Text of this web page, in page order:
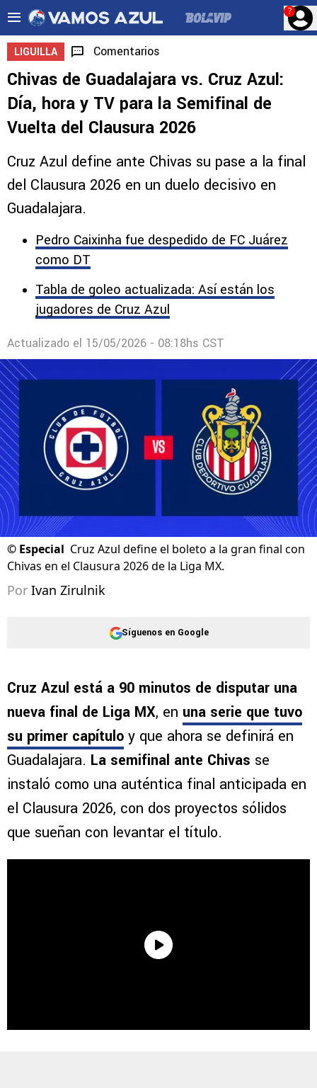
?
LIGUILLA Comentarios
Chivas de Guadalajara vs. Cruz Azul:
Día, hora y TV para la Semifinal de
Vuelta del Clausura 2026
Cruz Azul define ante Chivas su pase a la final
del Clausura 2026 en un duelo decisivo en
Guadalajara.
Pedro Caixinha fue despedido de FC Juárez
como DT
Tabla de goleo actualizada: Así están los
jugadores de Cruz Azul
Actualizado el 15/05/2026 - 08:18hs CST
© Especial Cruz Azul define el boleto a la gran final con
Chivas en el Clausura 2026 de la Liga MX.
Por Ivan Zirulnik
Síguenos en Google
Cruz Azul está a 90 minutos de disputar una
nueva final de Liga MX, en una serie que tuvo
su primer capítulo y que ahora se definirá en
Guadalajara. La semifinal ante Chivas se
instaló como una auténtica final anticipada en
el Clausura 2026, con dos proyectos sólidos
que sueñan con levantar el título.